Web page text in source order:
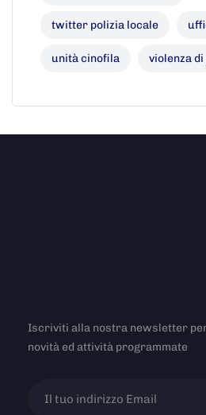
twitter polizia locale
unità cinofila violenza
Iscriviti alla nostra newsletter
novità ed attività programmate